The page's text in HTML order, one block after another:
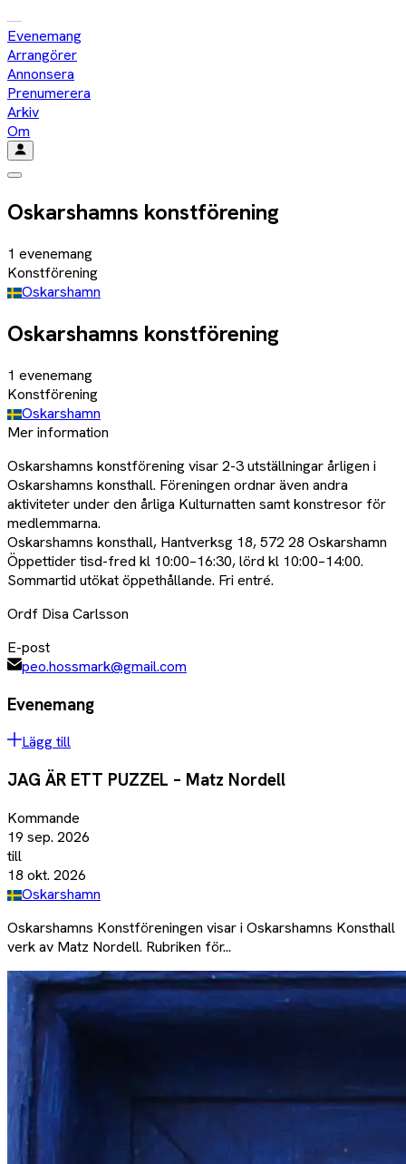
Evenemang
Arrangörer
Annonsera
Prenumerera
Arkiv
Om
Oskarshamns konstförening
1 evenemang
Konstförening
Oskarshamn
Oskarshamns konstförening
1 evenemang
Konstförening
Oskarshamn
Mer information
Oskarshamns konstförening visar 2-3 utställningar årligen i
Oskarshamns konsthall. Föreningen ordnar även andra
aktiviteter under den årliga Kulturnatten samt konstresor för
medlemmarna.
Oskarshamns konsthall, Hantverksg 18, 572 28 Oskarshamn
Öppettider tisd-fred kl 10:00–16:30, lörd kl 10:00–14:00.
Sommartid utökat öppethållande. Fri entré.
Ordf Disa Carlsson
E-post
peo.hossmark@gmail.com
Evenemang
Lägg till
JAG ÄR ETT PUZZEL – Matz Nordell
Kommande
19 sep. 2026
till
18 okt. 2026
Oskarshamn
Oskarshamns Konstföreningen visar i Oskarshamns Konsthall
verk av Matz Nordell. Rubriken för...